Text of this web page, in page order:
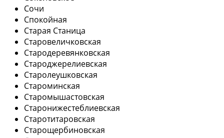
Сочи
Спокойная
Старая Станица
Старовеличковская
Стародеревянковская
Староджерелиевская
Старолеушковская
Староминская
Старомышастовская
Старонижестеблиевская
Старотитаровская
Старощербиновская